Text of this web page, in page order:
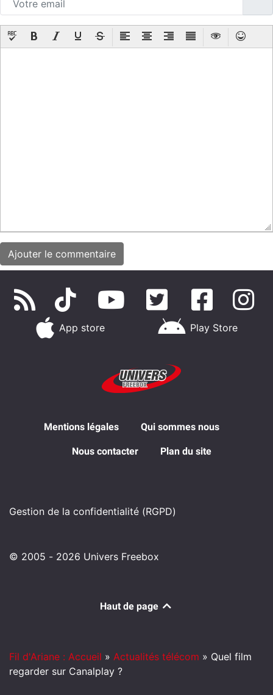
App store Play Store
Mentions légales Qui sommes nous
Nous contacter Plan du site
Gestion de la confidentialité (RGPD)
© 2005 - 2026 Univers Freebox
Haut de page
Fil d'Ariane : Accueil » Actualités télécom » Quel film
regarder sur Canalplay ?